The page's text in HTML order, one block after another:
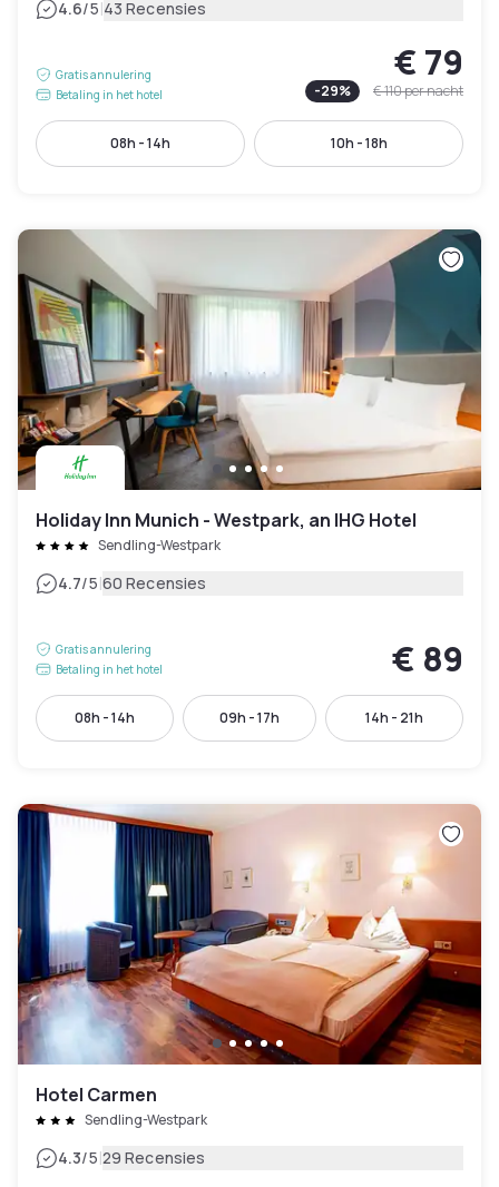
4.6/5|43 Recensies
Gratis annulering
Betaling in het hotel
€ 79
-29% € 110per nacht
08h - 14h 10h - 18h
Holiday Inn Munich - Westpark, an IHG Hotel
Sendling-Westpark
4.7/5|60 Recensies
Gratis annulering
Betaling in het hotel
€ 89
08h - 14h 09h - 17h 14h - 21h
Hotel Carmen
Sendling-Westpark
4.3/5|29 Recensies